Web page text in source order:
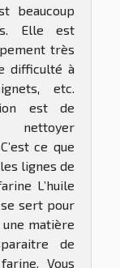
beaucoup
Elle est
très
difficulté à
etc.
est de
ce que
lignes de
L’huile
sert pour
matière
de
Vous